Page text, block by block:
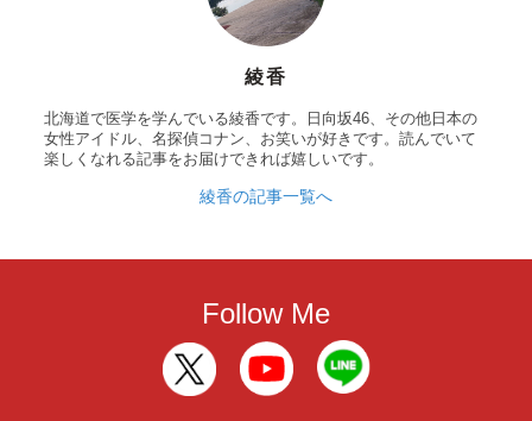
綾香
北海道で医学を学んでいる綾香です。日向坂46、その他日本の
女性アイドル、名探偵コナン、お笑いが好きです。読んでいて
楽しくなれる記事をお届けできれば嬉しいです。
綾香の記事一覧へ
Follow Me